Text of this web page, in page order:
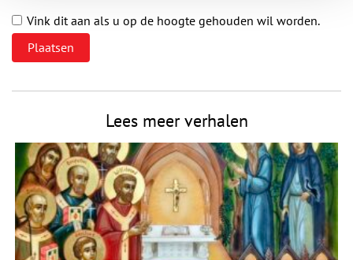
Vink dit aan als u op de hoogte gehouden wil worden.
Lees meer verhalen